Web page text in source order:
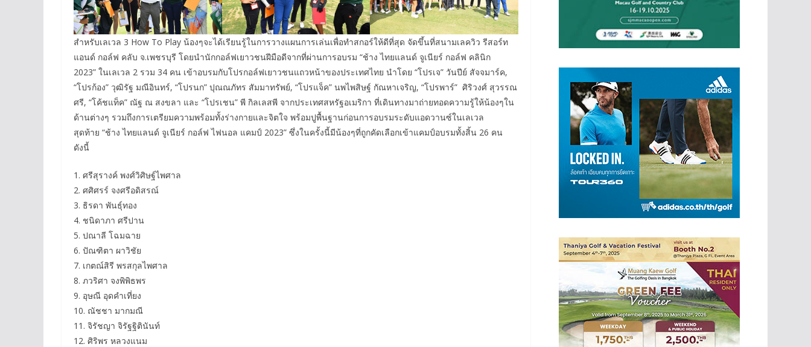
สำหรับเลเวล 3 How To Play น้องๆจะได้เรียนรู้ในการวางแผนการเล่นเพื่อทำสกอร์ให้ดีที่สุด จัดขึ้นที่สนามเลควิว รีสอร์ท
แอนด์ กอล์ฟ คลับ จ.เพชรบุรี โดยนำนักกอล์ฟเยาวชนฝีมือดีจากที่ผ่านการอบรม “ช้าง ไทยแลนด์ จูเนียร์ กอล์ฟ คลินิก
2023” ในเลเวล 2 รวม 34 คน เข้าอบรมกับโปรกอล์ฟเยาวชนแถวหน้าของประเทศไทย นำโดย “โปรเจ” วันปีย์ สัจจมาร์ค,
“โปรก้อง” วุฒิรัฐ มณีอินทร์, “โปรนก” ปุณณภัทร สัมมาทรัพย์, “โปรแจ็ค” นพไพสิษฐ์ กัณหาเจริญ, “โปรพาร์” ศิริวงศ์ สุวรรณ
ศรี, “โค้ชแท็ค” ณัฐ ณ สงขลา และ “โปรเชน” พี กิลเลสพี จากประเทศสหรัฐอเมริกา ที่เดินทางมาถ่ายทอดความรู้ให้น้องๆใน
ด้านต่างๆ รวมถึงการเตรียมความพร้อมทั้งร่างกายและจิตใจ พร้อมปูพื้นฐานก่อนการอบรมระดับแอดวานซ์ในเลเวล
สุดท้าย “ช้าง ไทยแลนด์ จูเนียร์ กอล์ฟ ไฟนอล แคมป์ 2023” ซึ่งในครั้งนี้มีน้องๆที่ถูกคัดเลือกเข้าแคมป์อบรมทั้งสิ้น 26 คน
ดังนี้
1. ศรีสุรางค์ พงศ์วิศิษฐ์ไพศาล
2. ศศิศรร์ จงศรีอดิสรณ์
3. ธิรดา พันธุ์ทอง
4. ชนิดาภา ศรีปาน
5. ปณาลี โฉมฉาย
6. ปัณฑิตา ผาวิชัย
7. เกตณ์สิรี พรสกุลไพศาล
8. ภวริศา จงพิพิธพร
9. อุษณี อุดคำเที่ยง
10. ณัชชา มากมณี
11. จิรัชญา จิรัฐฐิตินันท์
12. ศิริพร หลวงแนม